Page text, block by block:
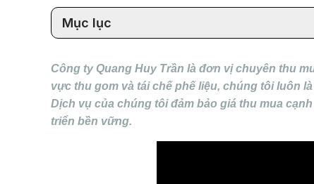
Mục lục
Công ty Quang Huy Trần là đơn vị chuyên thu
vực thu gom và tái chế phế liệu, chúng tôi luôn
Dịch vụ của chúng tôi đảm bảo giá thu mua
triển bền vững.